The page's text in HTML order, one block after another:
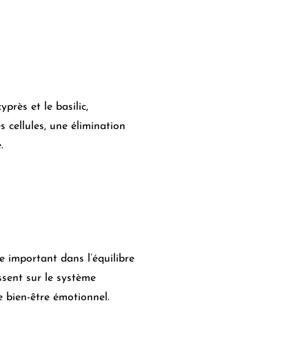
et le basilic,
cellules, une élimination
important dans l’équilibre
sur le système
bien-être émotionnel.